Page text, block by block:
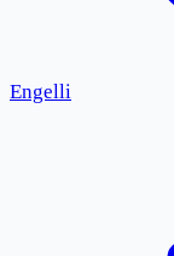
Engelli